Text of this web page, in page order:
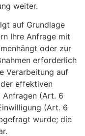
weiter.
auf Grundlage
Ihre Anfrage mit
oder zur
erforderlich
Verarbeitung auf
effektiven
Anfragen (Art. 6
(Art. 6
wurde; die